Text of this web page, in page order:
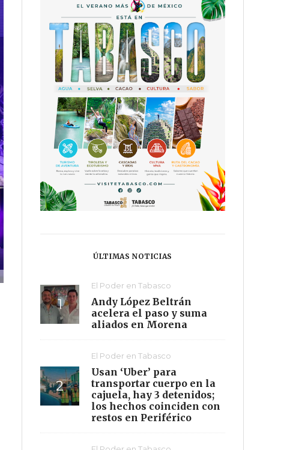
ÚLTIMAS NOTICIAS
El Poder en Tabasco
Andy López Beltrán
acelera el paso y suma
aliados en Morena
El Poder en Tabasco
Usan ‘Uber’ para
transportar cuerpo en la
cajuela, hay 3 detenidos;
los hechos coinciden con
restos en Periférico